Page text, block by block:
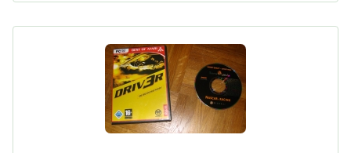
Mit Email Twitter
Google
Über Tauschbu↔de